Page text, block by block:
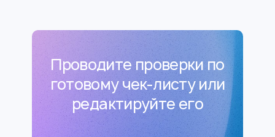
Проводите проверки по
готовому чек-листу или
редактируйте его